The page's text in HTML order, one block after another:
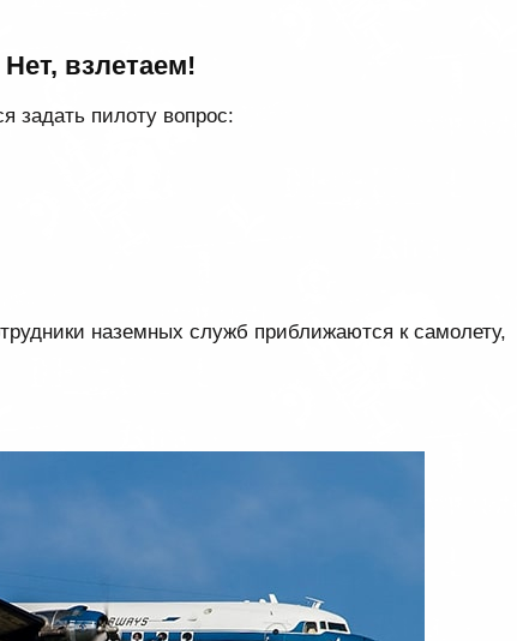
взлетаем!
задать пилоту вопрос:
наземных служб приближаются к самолету,